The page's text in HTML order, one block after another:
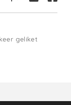
geliket